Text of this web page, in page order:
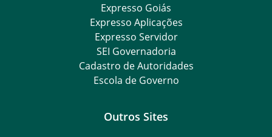
Expresso Goiás
Expresso Aplicações
Expresso Servidor
SEI Governadoria
Cadastro de Autoridades
Escola de Governo
Outros Sites